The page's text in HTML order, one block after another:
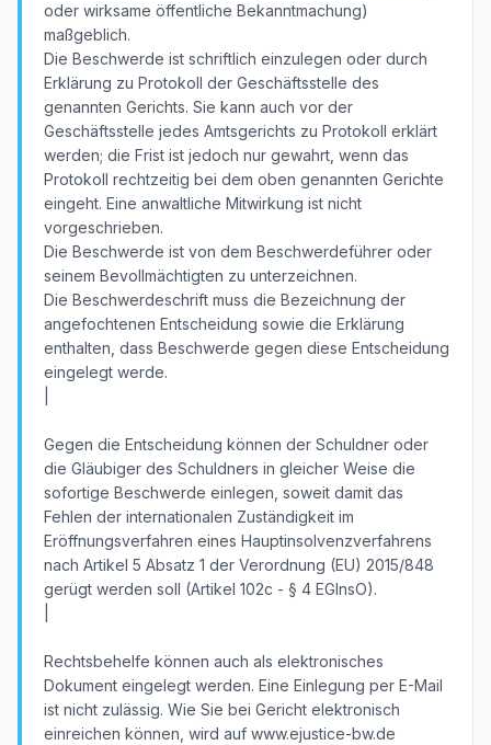
oder wirksame öffentliche Bekanntmachung)
maßgeblich.
Die Beschwerde ist schriftlich einzulegen oder durch
Erklärung zu Protokoll der Geschäftsstelle des
genannten Gerichts. Sie kann auch vor der
Geschäftsstelle jedes Amtsgerichts zu Protokoll erklärt
werden; die Frist ist jedoch nur gewahrt, wenn das
Protokoll rechtzeitig bei dem oben genannten Gerichte
eingeht. Eine anwaltliche Mitwirkung ist nicht
vorgeschrieben.
Die Beschwerde ist von dem Beschwerdeführer oder
seinem Bevollmächtigten zu unterzeichnen.
Die Beschwerdeschrift muss die Bezeichnung der
angefochtenen Entscheidung sowie die Erklärung
enthalten, dass Beschwerde gegen diese Entscheidung
eingelegt werde.
Gegen die Entscheidung können der Schuldner oder
die Gläubiger des Schuldners in gleicher Weise die
sofortige Beschwerde einlegen, soweit damit das
Fehlen der internationalen Zuständigkeit im
Eröffnungsverfahren eines Hauptinsolvenzverfahrens
nach Artikel 5 Absatz 1 der Verordnung (EU) 2015/848
gerügt werden soll (Artikel 102c - § 4 EGInsO).
Rechtsbehelfe können auch als elektronisches
Dokument eingelegt werden. Eine Einlegung per E-Mail
ist nicht zulässig. Wie Sie bei Gericht elektronisch
einreichen können, wird auf www.ejustice-bw.de